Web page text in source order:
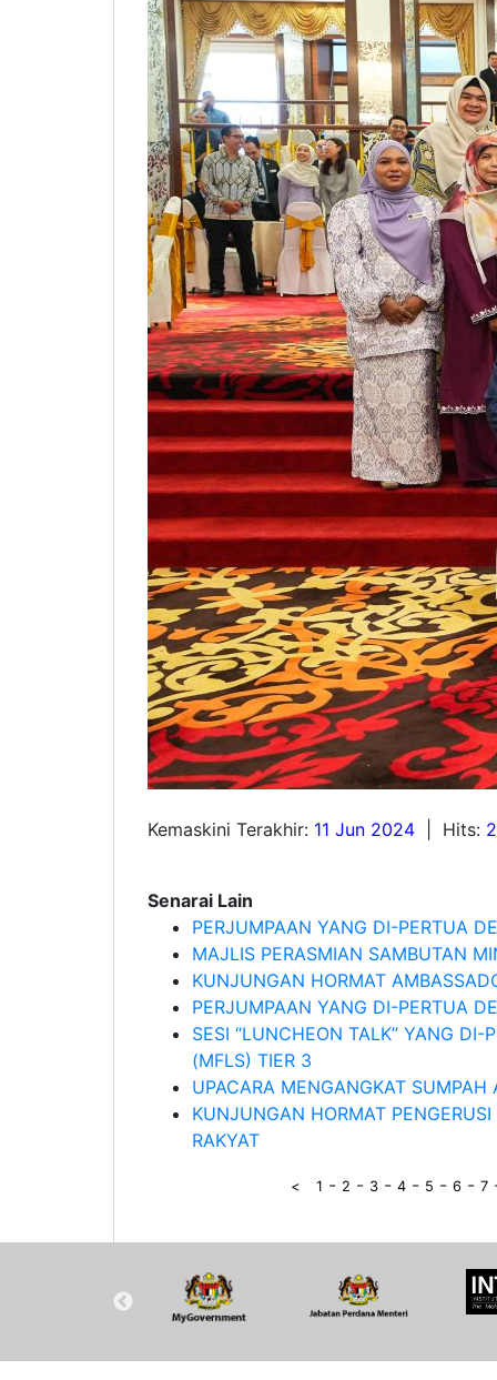
Kemaskini Terakhir: 11 Jun 2024 Hits:
Senarai Lain
PERJUMPAAN YANG DI-PERTUA
MAJLIS PERASMIAN SAMBUTAN
KUNJUNGAN HORMAT
PERJUMPAAN YANG DI-PERTUA
SESI “LUNCHEON TALK” YANG DI-
(MFLS) TIER 3
UPACARA MENGANGKAT
KUNJUNGAN HORMAT
RAKYAT
< 1 - 2 - 3 - 4 - 5 - 6 - 7